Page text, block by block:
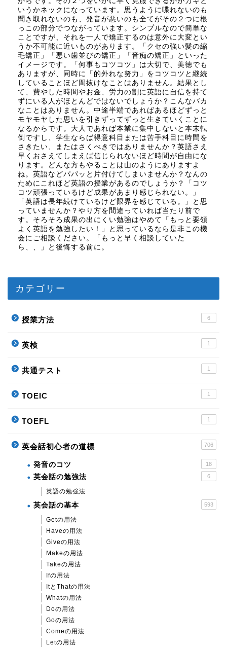
いうかネックになっています。思うように喋れないのも
聞き取れないのも、発音が悪いのも全てがその２つに根
っこの部分でつながっています。シンプルなので簡単な
ことですが、それを一人で矯正するのは意外に大変とい
うか不可能に近いものがあります。「クセの強い髪の縮
毛矯正」「悪い歯並びの矯正」「音痴の矯正」といった
イメージです。「何事もコツコツ」は大切で、美徳でも
ありますが、同時に「的外れな努力」をコツコツと継続
していることほど間抜けなことはありません。結果とし
て、費やした時間やお金、労力の割に英語に自信を持て
ずにいる人がほとんどではないでしょうか？こんなバカ
なことはありません。中途半端であればあるほどずっと
モヤモヤした思いを引きずってずっと生きていくことに
なるからです。大人であれば本業に集中しないと本末転
倒ですし、学生ならば得意科目または苦手科目に時間を
さきたい、またはさくべきではありませんか？英語さえ
早くおさえてしまえば信じられないほど時間が自由にな
ります。どんな方もやることは山のようにありますよ
ね。英語などパパッと片付けてしまいませんか？なんの
ためにこれほど英語の授業があるのでしょうか？「コツ
コツ頑張っているけど成果があまり感じられない。」
「英語は長年続けているけど限界を感じている。」と思
っていませんか？やり方を間違っていれば当たり前で
す。そろそろ成果の出にくい勉強はやめて「もっと要領
よく英語を勉強したい！」と思っているなら是非この機
会にご相談ください。「もっと早く相談していた
ら、、」と後悔する前に。
カテゴリー
授業方法 6
英検 1
共通テスト 1
TOEIC 1
TOEFL 1
英会話初心者の道標 706
発音のコツ 18
英会話の勉強法 6
英語の勉強法
英会話の基本 593
Getの用法
Haveの用法
Giveの用法
Makeの用法
Takeの用法
Ifの用法
ItとThatの用法
Whatの用法
Doの用法
Goの用法
Comeの用法
Letの用法